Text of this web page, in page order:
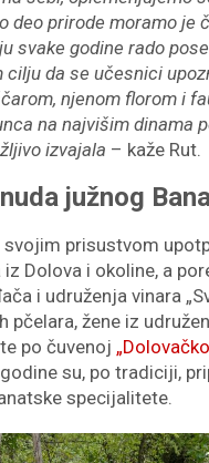
deo prirode moramo je
svake godine rado
cilju da se učesnici
njenom florom i
na najvišim dinama
izvajala – kaže Rut.
južnog
prisustvom
Dolova i okoline, a
i udruženja vinara
pčelara, žene iz
po čuvenoj
su, po tradiciji,
specijalitete.